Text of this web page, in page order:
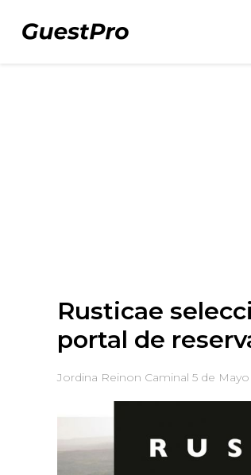
Rusticae
portal de
Jordina Reinon Caminal 5 de